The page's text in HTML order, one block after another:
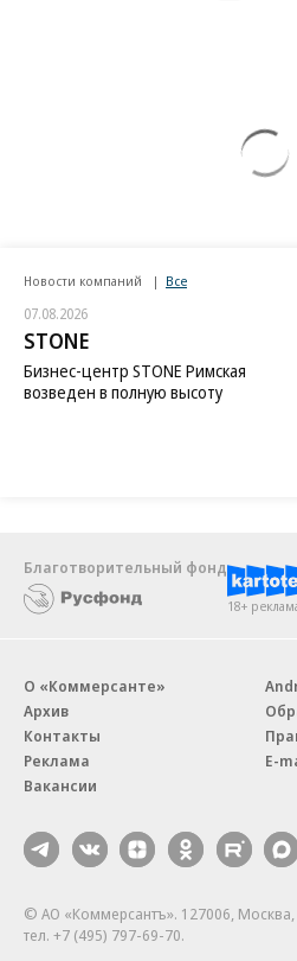
07.08.2026
STONE
Благотворительный фонд
18+ реклама
О «Коммерсанте»